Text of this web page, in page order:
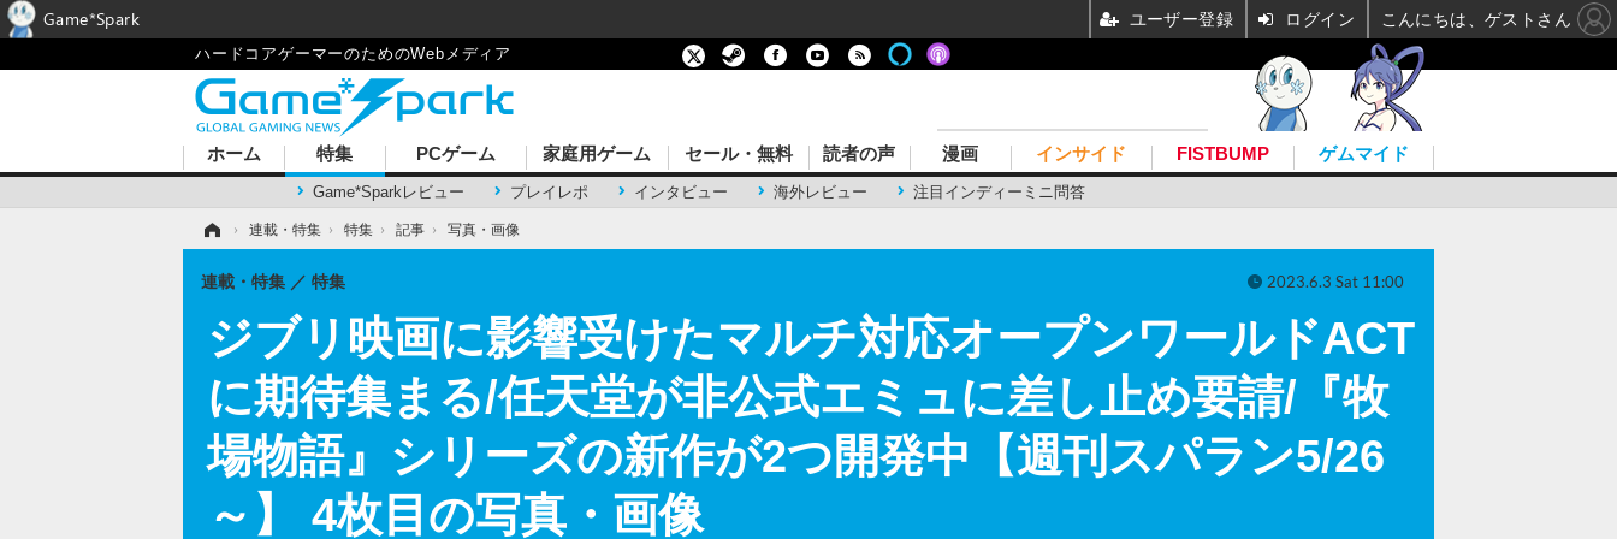
ハードコアゲーマーのためのWebメディア
ホーム 特集
Game*Sparkレビュー プレイレポ インタビュー 海外レビュー 注目インディーミニ問答
PCゲーム 家庭用ゲーム セール・無料 読者の声 漫画 インサイド FISTBUMP ゲムマイド
› 連載・特集 › 特集 › 記事 › 写真・画像
ジブリ映画に影響受けたマルチ対応オープンワールドACT
に期待集まる/任天堂が非公式エミュに差し止め要請/『牧
場物語』シリーズの新作が2つ開発中【週刊スパラン5/26
～】 4枚目の写真・画像
連載・特集 特集 2023.6.3 Sat 11:00
Game*Spark ユーザー登録 ログイン こんにちは、ゲストさん